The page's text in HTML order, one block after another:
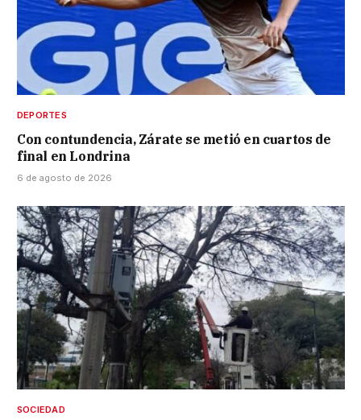
DEPORTES
Con contundencia, Zárate se metió en cuartos de
final en Londrina
6 de agosto de 2026
SOCIEDAD